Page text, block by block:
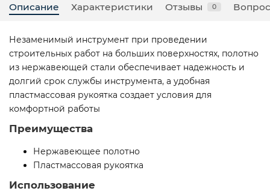
Описание Характеристики Отзывы 0
Незаменимый инструмент при проведении
строительных работ на больших поверхностях, полотно
из нержавеющей стали обеспечивает надежность и
долгий срок службы инструмента, а удобная
пластмассовая рукоятка создает условия для
комфортной работы
Преимущества
Нержавеющее полотно
Пластмассовая рукоятка
Использование